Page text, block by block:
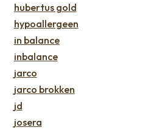
hubertus gold
hypoallergeen
in balance
inbalance
jarco
jarco brokken
jd
josera